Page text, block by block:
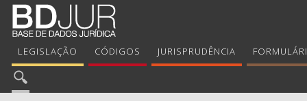
LEGISLAÇÃO CÓDIGOS JURISPRUDÊNCIA